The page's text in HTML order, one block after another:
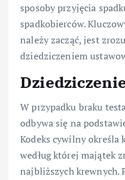
sposoby przyjęcia
spadkobierców.
należy zacząć, jest
dziedziczeniem
W przypadku braku
odbywa się na
Kodeks cywilny określa
według której majątek
najbliższych krewnych.